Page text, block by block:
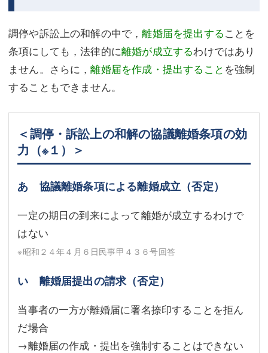
調停や訴訟上の和解の中で，離婚届を提出することを
条項にしても，法律的に離婚が成立するわけではあり
ません。さらに，離婚届を作成・提出すること を強制
することもできません。
＜調停・訴訟上の和解の協議離婚条項の効
力 （※１） ＞
あ 協議離婚条項による離婚成立（否定）
一定の期日の到来によって離婚が成立するわけで
はない
※昭和２４年４月６日民事甲４３６号回答
い 離婚届提出の請求（否定）
当事者の一方が離婚届に署名捺印することを拒ん
だ場合
→離婚届の作成・提出を強制することはできない